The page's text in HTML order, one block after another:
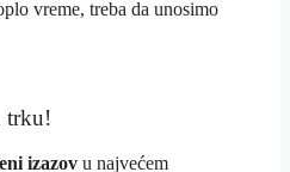
vreme, treba da unosimo
trku!
izazov u najvećem